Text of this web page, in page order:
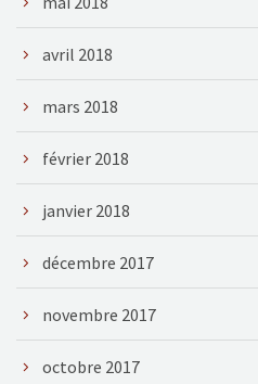
avril 2018
mars 2018
février 2018
janvier 2018
décembre 2017
novembre 2017
octobre 2017